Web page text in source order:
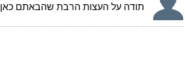
תודה על העצות הרבת שהבאתם כאן